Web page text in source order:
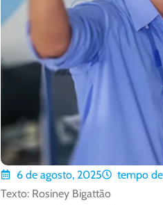
6 de agosto, 2025 tempo
Texto: Rosiney Bigattão